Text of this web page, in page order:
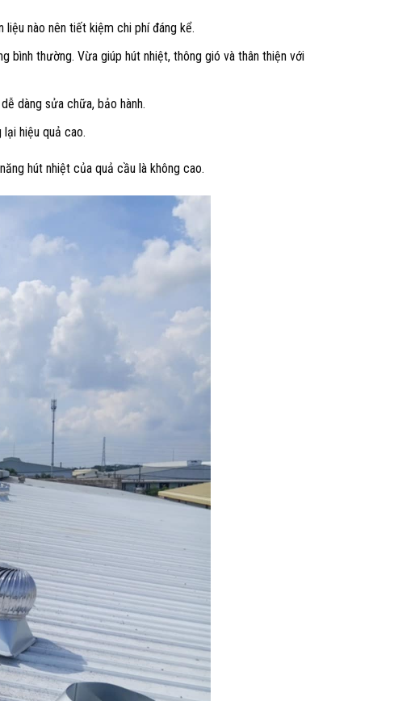
nào nên tiết kiệm chi phí đáng kể.
bình thường. Vừa giúp hút nhiệt, thông gió và thân thiện với
dàng sửa chữa, bảo hành.
hiệu quả cao.
hút nhiệt của quả cầu là không cao.